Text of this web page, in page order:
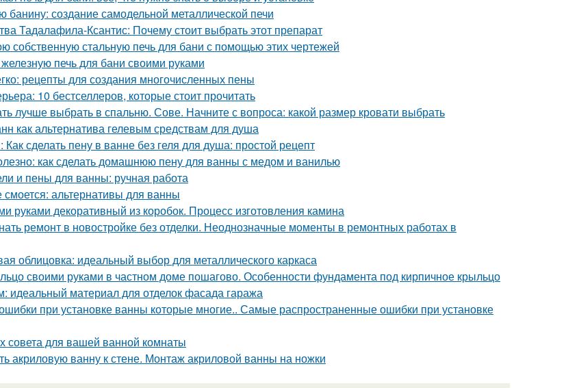
банину: создание самодельной металлической печи
Тадалафила-Ксантис: Почему стоит выбрать этот препарат
собственную стальную печь для бани с помощью этих чертежей
железную печь для бани своими руками
рецепты для создания многочисленных пены
10 бестселлеров, которые стоит прочитать
лучше выбрать в спальню. Сове. Начните с вопроса: какой размер кровати выбрать
как альтернатива гелевым средствам для душа
Как сделать пену в ванне без геля для душа: простой рецепт
как сделать домашнюю пену для ванны с медом и ванилью
и пены для ванны: ручная работа
альтернативы для ванны
руками декоративный из коробок. Процесс изготовления камина
ремонт в новостройке без отделки. Неоднозначные моменты в ремонтных работах в
облицовка: идеальный выбор для металлического каркаса
своими руками в частном доме пошагово. Особенности фундамента под кирпичное крыльцо
идеальный материал для отделок фасада гаража
при установке ванны которые многие.. Самые распространенные ошибки при установке
совета для вашей ванной комнаты
акриловую ванну к стене. Монтаж акриловой ванны на ножки